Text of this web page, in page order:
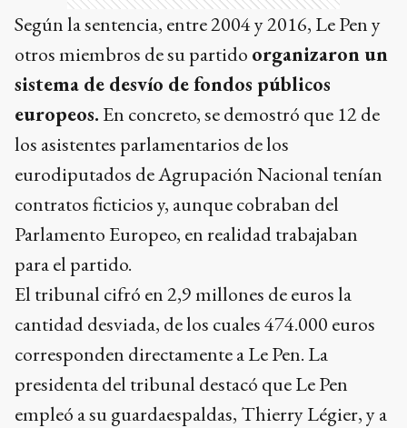
Según la sentencia, entre 2004 y 2016, Le Pen y
otros miembros de su partido organizaron un
sistema de desvío de fondos públicos
europeos.En concreto, se demostró que 12 de
los asistentes parlamentarios de los
eurodiputados de Agrupación Nacional tenían
contratos ficticios y, aunque cobraban del
Parlamento Europeo, en realidad trabajaban
para el partido.
El tribunal cifró en 2,9 millones de euros la
cantidad desviada, de los cuales 474.000 euros
corresponden directamente a Le Pen. La
presidenta del tribunal destacó que Le Pen
empleó a su guardaespaldas, Thierry Légier, y a